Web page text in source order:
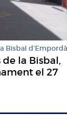
Bisbal d'Empordà
de la Bisbal,
el 27